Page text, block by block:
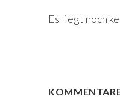
Es liegt noch